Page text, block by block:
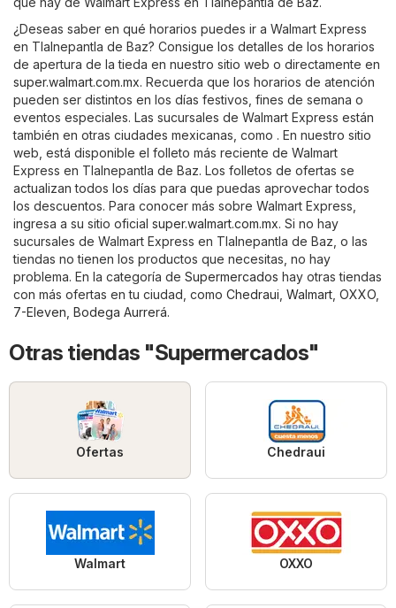
¿Deseas saber en qué horarios puedes ir a Walmart Express
en Tlalnepantla de Baz? Consigue los detalles de los horarios
de apertura de la tieda en nuestro sitio web o directamente en
super.walmart.com.mx. Recuerda que los horarios de atención
pueden ser distintos en los días festivos, fines de semana o
eventos especiales. Las sucursales de Walmart Express están
también en otras ciudades mexicanas, como . En nuestro sitio
web, está disponible el folleto más reciente de Walmart
Express en Tlalnepantla de Baz. Los folletos de ofertas se
actualizan todos los días para que puedas aprovechar todos
los descuentos. Para conocer más sobre Walmart Express,
ingresa a su sitio oficial super.walmart.com.mx. Si no hay
sucursales de Walmart Express en Tlalnepantla de Baz, o las
tiendas no tienen los productos que necesitas, no hay
problema. En la categoría de Supermercados hay otras tiendas
con más ofertas en tu ciudad, como Chedraui Walmart OXXO
7-Eleven Bodega Aurrerá.
Otras tiendas "Supermercados"
Ofertas Chedraui
Walmart OXXO